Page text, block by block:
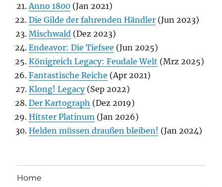
Anno 1800 (Jan 2021)
Die Gilde der fahrenden Händler (Jun 2023)
Mischwald (Dez 2023)
Endeavor: Die Tiefsee (Jun 2025)
Königreich Legacy: Feudale Welt (Mrz 2025)
Fantastische Reiche (Apr 2021)
Klong! Legacy(Sep 2022)
Der Kartograph (Dez 2019)
Hitster Platinum (Jan 2026)
Helden müssen draußen bleiben! (Jan 2024)
Home